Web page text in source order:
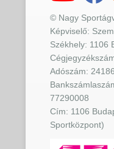
© Nagy
Képviselő:
Székhely: 1106
Adószám:
77290008
Cím: 1106
Sportközpont)